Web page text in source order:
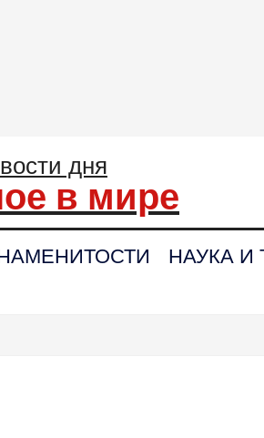
дня
в мире
НАУКА И